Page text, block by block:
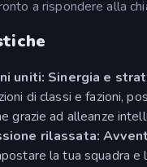
a rispondere alla
uniti: Sinergia e
di classi e fazioni,
grazie ad alleanze
rilassata:
la tua squadra e